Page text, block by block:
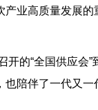
业高质量发展的
开的“全国供应会
陪伴了一代又一